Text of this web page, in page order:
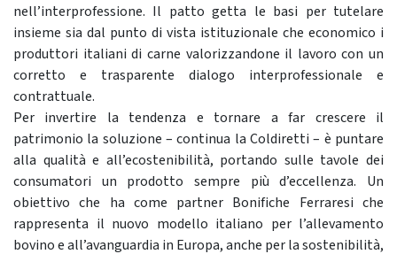
nell’interprofessione. Il patto getta le basi per tutelare
insieme sia dal punto di vista istituzionale che economico i
produttori italiani di carne valorizzandone il lavoro con un
corretto e trasparente dialogo interprofessionale e
contrattuale.
Per invertire la tendenza e tornare a far crescere il
patrimonio la soluzione – continua la Coldiretti – è puntare
alla qualità e all’ecostenibilità, portando sulle tavole dei
consumatori un prodotto sempre più d’eccellenza. Un
obiettivo che ha come partner Bonifiche Ferraresi che
rappresenta il nuovo modello italiano per l’allevamento
bovino e all’avanguardia in Europa, anche per la sostenibilità,